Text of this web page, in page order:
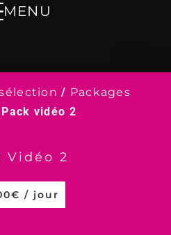
MENU
/ Packages
vidéo 2
Vidéo 2
€ / jour